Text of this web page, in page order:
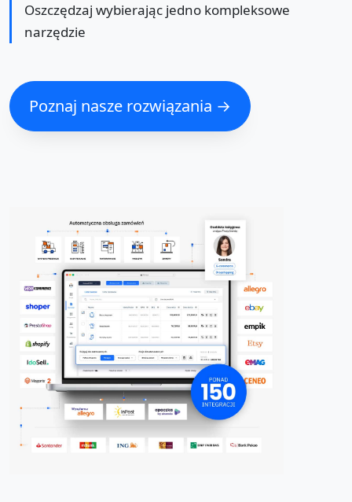
Oszczędzaj wybierając jedno kompleksowe
narzędzie
Poznaj nasze rozwiązania →